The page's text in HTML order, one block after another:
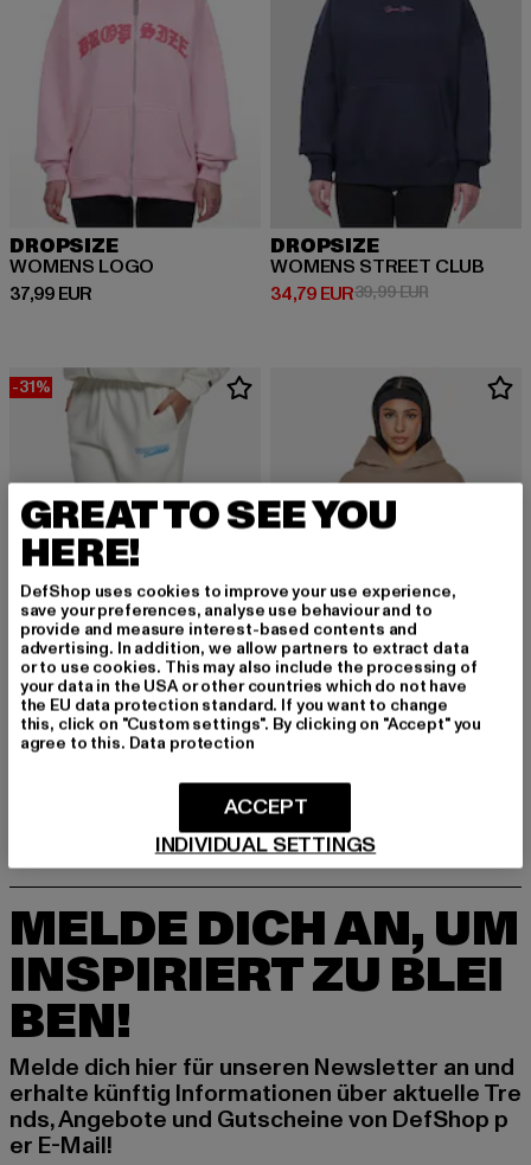
DROPSIZE
WOMENS LOGO
37,99 EUR
Derzeitiger Preis: 37,99 EUR
DROPSIZE
WOMENS STREET CLUB
34,79 EUR
Derzeitiger Preis: 34,79 EUR
39,99 EURAktionspreis:
-31%
DROPSIZE
Essential Crew
DROPSIZE
MELDE DICH AN, UM
INSPIRIERT ZU BLEI
BEN!
Melde dich hier für unseren Newsletter an und
erhalte künftig Informationen über aktuelle Tre
nds, Angebote und Gutscheine von DefShop p
er E-Mail!
GREAT TO SEE YOU
HERE!
DefShop uses cookies to improve your use experience,
save your preferences, analyse use behaviour and to
provide and measure interest-based contents and
advertising. In addition, we allow partners to extract data
or to use cookies. This may also include the processing of
your data in the USA or other countries which do not have
the EU data protection standard. If you want to change
this, click on "Custom settings". By clicking on "Accept" you
agree to this. Data protection
INDIVIDUAL SETTINGS
ACCEPT